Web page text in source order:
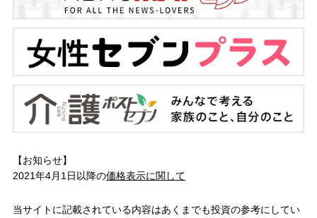
【お知らせ】
2021年4月1日以降の価格表示に関して
当サイトに記載されている内容はあくまでも投資の参考にしてい